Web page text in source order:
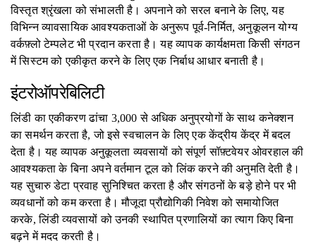
विस्तृत श्रृंखला को संभालती है। अपनाने को सरल बनाने के लिए, यह
विभिन्न व्यावसायिक आवश्यकताओं के अनुरूप पूर्व-निर्मित, अनुकूलन योग्य
वर्कफ़्लो टेम्पलेट भी प्रदान करता है। यह व्यापक कार्यक्षमता किसी संगठन
में सिस्टम को एकीकृत करने के लिए एक निर्बाध आधार बनाती है।
इंटरोऑपरेबिलिटी
लिंडी का एकीकरण ढांचा 3,000 से अधिक अनुप्रयोगों के साथ कनेक्शन
का समर्थन करता है, जो इसे स्वचालन के लिए एक केंद्रीय केंद्र में बदल
देता है। यह व्यापक अनुकूलता व्यवसायों को संपूर्ण सॉफ़्टवेयर ओवरहाल की
आवश्यकता के बिना अपने वर्तमान टूल को लिंक करने की अनुमति देती है।
यह सुचारु डेटा प्रवाह सुनिश्चित करता है और संगठनों के बड़े होने पर भी
व्यवधानों को कम करता है। मौजूदा प्रौद्योगिकी निवेश को समायोजित
करके, लिंडी व्यवसायों को उनकी स्थापित प्रणालियों का त्याग किए बिना
बढ़ने में मदद करती है।